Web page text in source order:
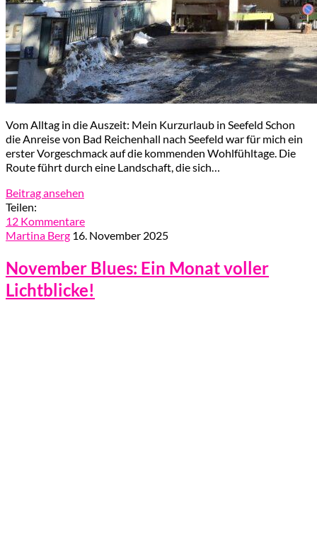
Vom Alltag in die Auszeit: Mein Kurzurlaub in Seefeld Schon
die Anreise von Bad Reichenhall nach Seefeld war für mich ein
erster Vorgeschmack auf die kommenden Wohlfühltage. Die
Route führt durch eine Landschaft, die sich…
Beitrag ansehen
Teilen:
12 Kommentare
Martina Berg 16. November 2025
November Blues: Ein Monat voller
Lichtblicke!